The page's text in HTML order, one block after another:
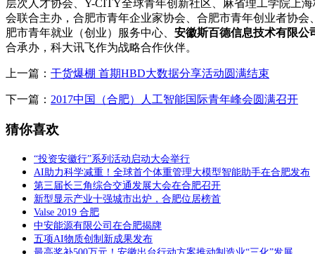
层次人才协会、Y-CITY全球青年创新社区、麻省理工学院上
会联合主办，合肥市青年企业家协会、合肥市青年创业者协会
肥市青年就业（创业）服务中心、 安徽斯百德信息技术有限公
合承办，科大讯飞作为战略合作伙伴。
上一篇： 干货爆棚 首期HBD大数据分享活动圆满结束
下一篇： 2017中国（合肥）人工智能国际青年峰会圆满召开
猜你喜欢
“投资安徽行”系列活动启动大会举行
AI助力科学减重！全球首个体重管理大模型智能助手在合肥发布
第三届长三角综合交通发展大会在合肥召开
新型显示产业十强城市出炉，合肥位居榜首
Valse 2019 合肥
中安能源有限公司在合肥揭牌
五项AI物质创制新成果发布